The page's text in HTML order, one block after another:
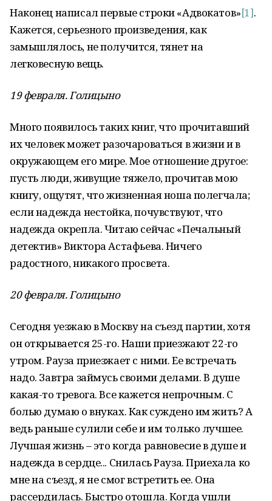
Наконец написал первые строки «Адвокатов»[1].
Кажется, серьезного произведения, как
замышлялось, не получится, тянет на
легковесную вещь.
19 февраля. Голицыно
Много появилось таких книг, что прочитавший
их человек может разочароваться в жизни и в
окружающем его мире. Мое отношение другое:
пусть люди, живущие тяжело, прочитав мою
книгу, ощутят, что жизненная ноша полегчала;
если надежда нестойка, почувствуют, что
надежда окрепла. Читаю сейчас «Печальный
детектив» Виктора Астафьева. Ничего
радостного, никакого просвета.
20 февраля. Голицыно
Сегодня уезжаю в Москву на съезд партии, хотя
он открывается 25-го. Наши приезжают 22-го
утром. Рауза приезжает с ними. Ее встречать
надо. Завтра займусь своими делами. В душе
какая-то тревога. Все кажется непрочным. С
болью думаю о внуках. Как суждено им жить? А
ведь раньше сулили себе и им только лучшее.
Лучшая жизнь – это когда равновесие в душе и
надежда в сердце... Снилась Рауза. Приехала ко
мне на съезд, я не смог встретить ее. Она
рассердилась. Быстро отошла. Когда ушли